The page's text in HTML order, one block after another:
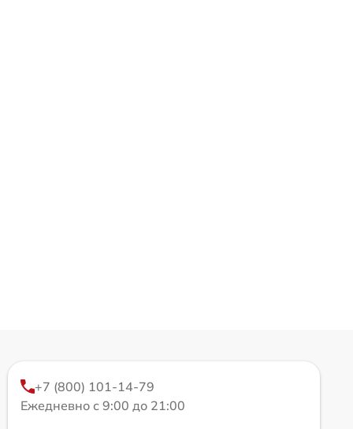
+7 (800) 101-14-79
Ежедневно с 9:00 до 21:00